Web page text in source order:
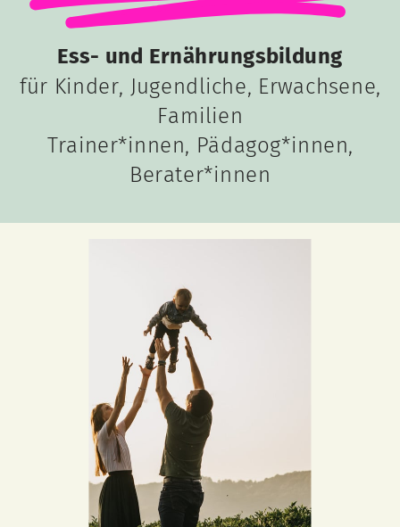
Ess- und Ernährungsbildung
für Kinder, Jugendliche, Erwachsene,
Familien
Trainer*innen, Pädagog*innen,
Berater*innen